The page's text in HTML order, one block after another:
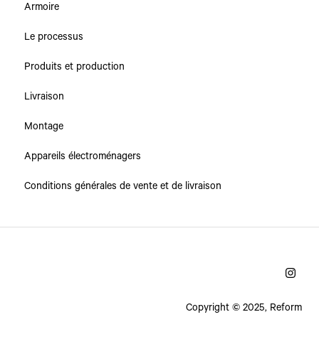
Armoire
Le processus
Produits et production
Livraison
Montage
Appareils électroménagers
Conditions générales de vente et de livraison
Copyright © 2025, Reform